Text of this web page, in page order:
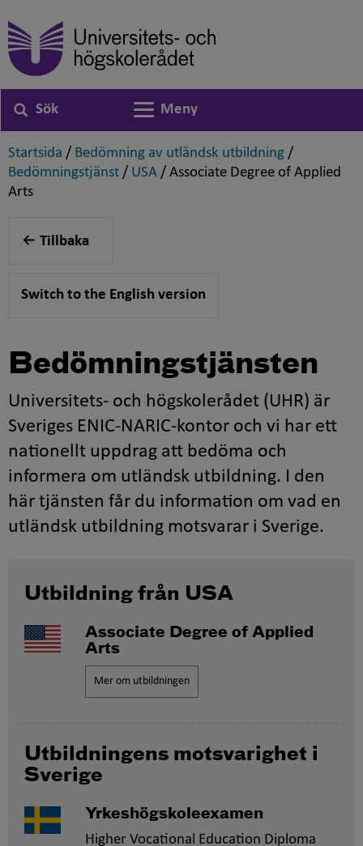
Sök
Växla navigering
Meny
Startsida ,
/ Bedömning av utländsk utbildning ,
/
Bedömningstjänst ,
/ USA ,
/ Associate Degree of Applied
Arts,
Tillbaka
Switch to the English version
Bedömningstjänsten
Universitets- och högskolerådet (UHR) är
Sveriges ENIC-NARIC-kontor och vi har ett
nationellt uppdrag att bedöma och
informera om utländsk utbildning. I den
här tjänsten får du information om vad en
utländsk utbildning motsvarar i Sverige.
Utbildning från USA
Associate Degree of Applied
Arts
Mer om utbildningen
Utbildningens motsvarighet i
Sverige
Yrkeshögskoleexamen
Higher Vocational Education Diploma